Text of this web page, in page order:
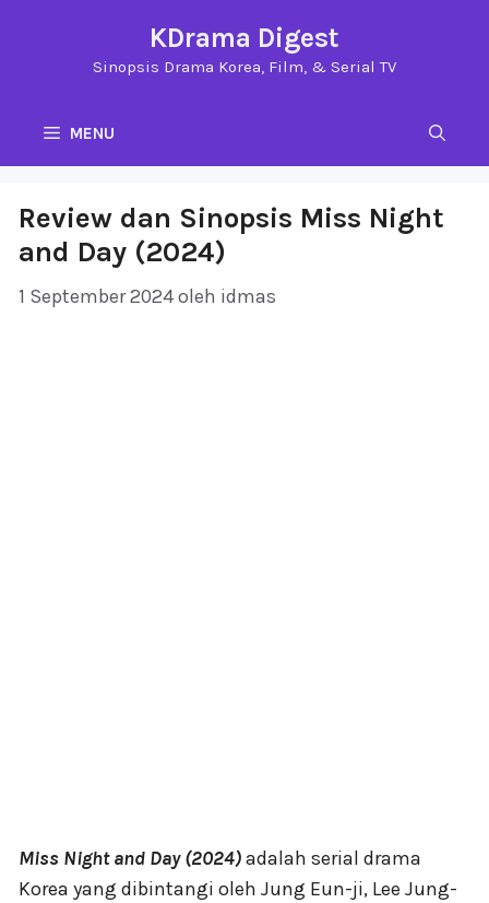
KDrama Digest
Sinopsis Drama Korea, Film, & Serial TV
MENU
Review dan Sinopsis Miss Night
and Day (2024)
1 September 2024oleh idmas
Miss Night and Day (2024)adalah serial drama
Korea yang dibintangi oleh Jung Eun-ji, Lee Jung-